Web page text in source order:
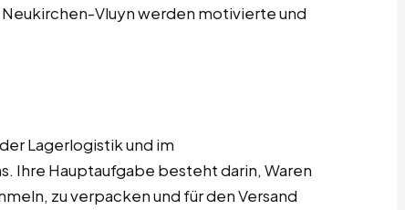
Vluyn werden motivierte und
Lagerlogistik und im
Ihre Hauptaufgabe besteht darin, Waren
zu verpacken und für den Versand